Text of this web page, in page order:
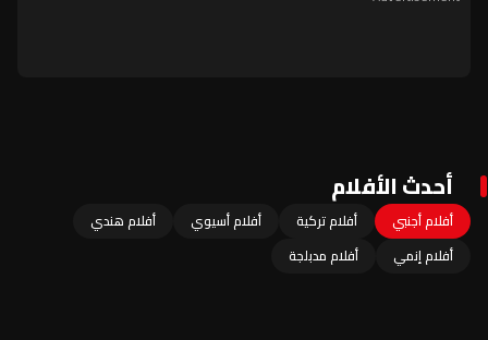
أحدث الأفلام
أفلام أجنبي أفلام تركية أفلام أسيوي
أفلام هندي
أفلام إنمي
أفلام مدبلجة